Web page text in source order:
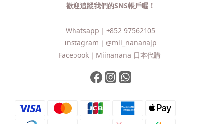
歡迎追蹤我們的SNS帳戶喔！
Whatsapp｜ +852 97562105
Instagram｜ @mii_nananajp
Facebook｜ Miinanana 日本代購